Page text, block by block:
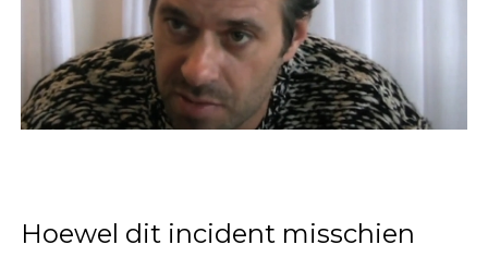
Hoewel dit incident misschien